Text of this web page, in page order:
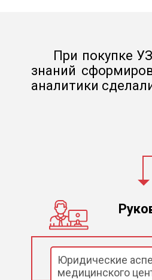
При покупке
знаний
аналитики
Юридические
медицинского